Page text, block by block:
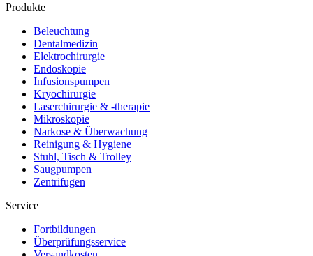
Produkte
Beleuchtung
Dentalmedizin
Elektrochirurgie
Endoskopie
Infusionspumpen
Kryochirurgie
Laserchirurgie & -therapie
Mikroskopie
Narkose & Überwachung
Reinigung & Hygiene
Stuhl, Tisch & Trolley
Saugpumpen
Zentrifugen
Service
Fortbildungen
Überprüfungsservice